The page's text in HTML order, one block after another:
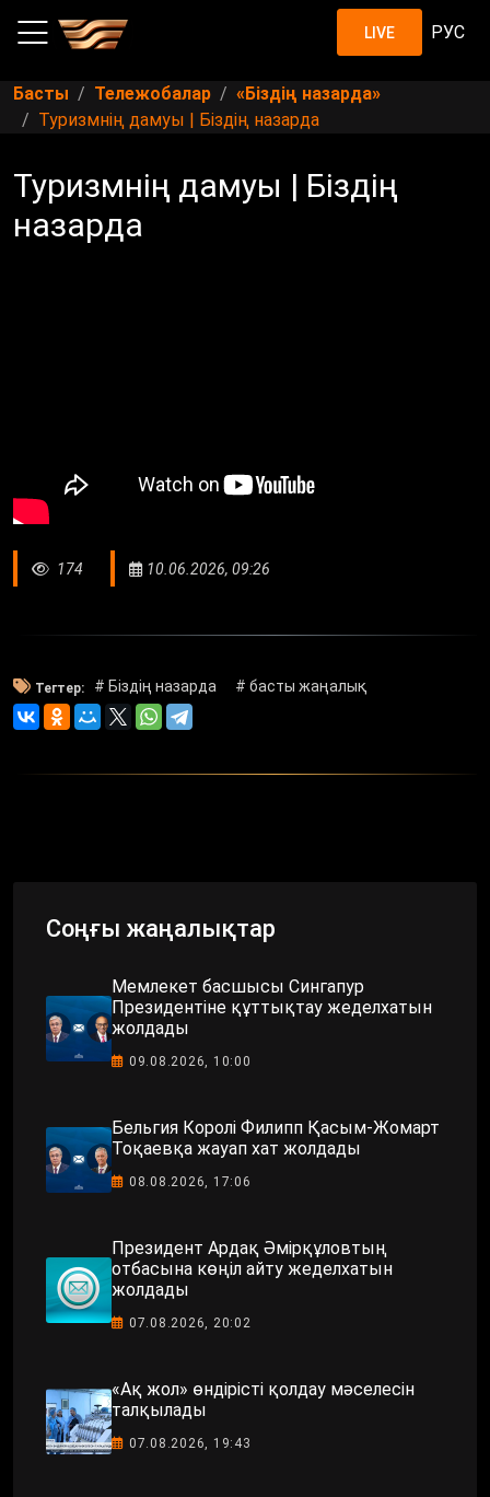
LIVE РУС
Басты Тележобалар
«Біздің назарда»
Туризмнің дамуы | Біздің назарда
Туризмнің дамуы | Біздің
назарда
174 10.06.2026, 09:26
Тегтер: # Біздің назарда # басты жаңалық
Соңғы жаңалықтар
Мемлекет басшысы Сингапур
Президентіне құттықтау жеделхатын
жолдады
09.08.2026, 10:00
Бельгия Королі Филипп Қасым-Жомарт
Тоқаевқа жауап хат жолдады
08.08.2026, 17:06
Президент Ардақ Әмірқұловтың
отбасына көңіл айту жеделхатын
жолдады
07.08.2026, 20:02
«Ақ жол» өндірісті қолдау мәселесін
талқылады
07.08.2026, 19:43